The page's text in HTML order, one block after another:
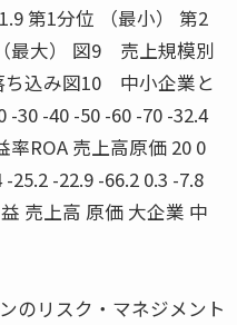
第1分位 （最小） 第2
最大） 図9 売上規模別
ち込み図10 中小企業と
30 -40 -50 -60 -70 -32.4
率ROA 売上高原価 20 0
25.2 -22.9 -66.2 0.3 -7.8
売上高 原価 大企業 中
のリスク・マネジメント